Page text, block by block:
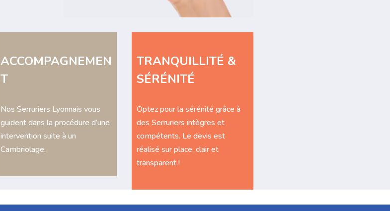
ACCOMPAGNEMEN
T
Nos Serruriers Lyonnais vous
guident dans la procédure d’une
intervention suite à un
Cambriolage.
TRANQUILLITÉ &
SÉRÉNITÉ
Optez pour la sérénité grâce à
des Serruriers intègres et
compétents. Le devis est
réalisé sur place, clair et
transparent !